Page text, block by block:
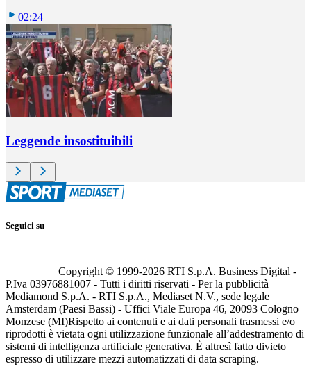
02:24
Leggende insostituibili
Seguici su
Copyright © 1999-2026 RTI S.p.A. Business Digital -
P.Iva 03976881007 - Tutti i diritti riservati - Per la pubblicità
Mediamond S.p.A. - RTI S.p.A., Mediaset N.V., sede legale
Amsterdam (Paesi Bassi) - Uffici Viale Europa 46, 20093 Cologno
Monzese (MI)Rispetto ai contenuti e ai dati personali trasmessi e/o
riprodotti è vietata ogni utilizzazione funzionale all’addestramento di
sistemi di intelligenza artificiale generativa. È altresì fatto divieto
espresso di utilizzare mezzi automatizzati di data scraping.